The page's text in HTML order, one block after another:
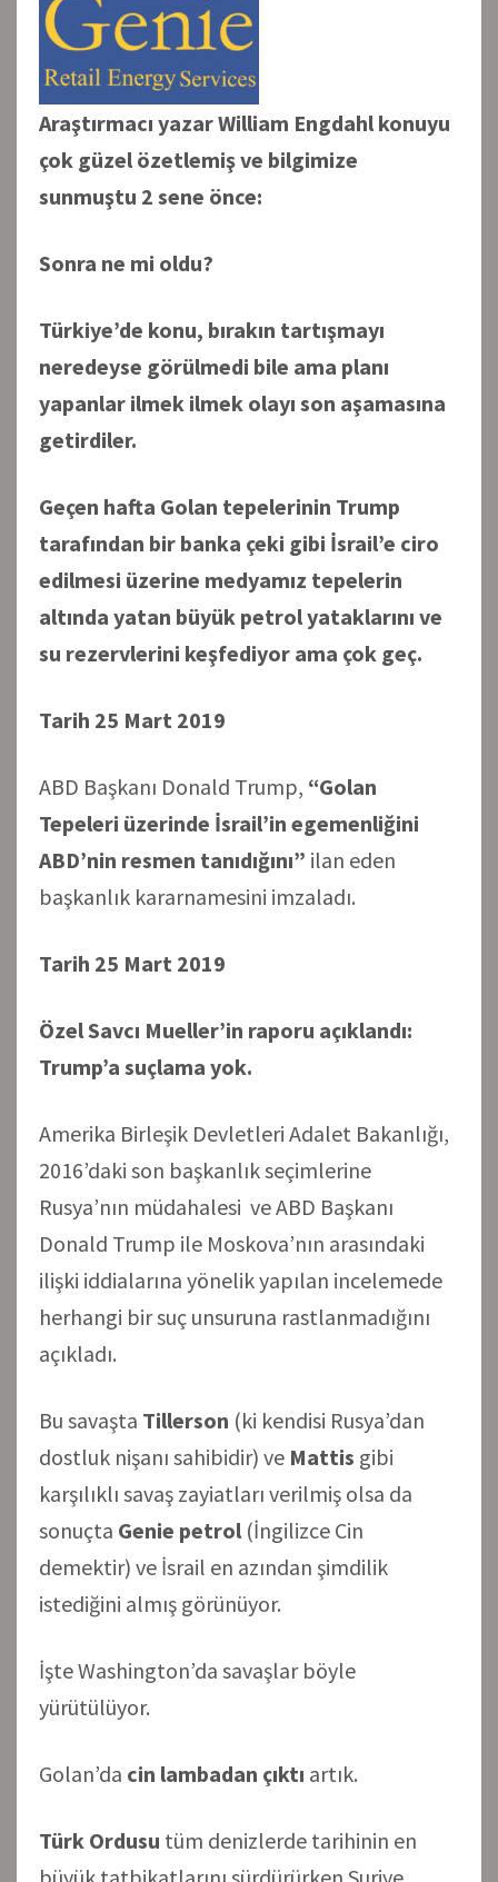
Araştırmacı yazar William Engdahl konuyu
çok güzel özetlemiş ve bilgimize
sunmuştu 2 sene önce:
Sonra ne mi oldu?
Türkiye’de konu, bırakın tartışmayı
neredeyse görülmedi bile ama planı
yapanlar ilmek ilmek olayı son aşamasına
getirdiler.
Geçen hafta Golan tepelerinin Trump
tarafından bir banka çeki gibi İsrail’e ciro
edilmesi üzerine medyamız tepelerin
altında yatan büyük petrol yataklarını ve
su rezervlerini keşfediyor ama çok geç.
Tarih 25 Mart 2019
ABD Başkanı Donald Trump, “Golan
Tepeleri üzerinde İsrail’in egemenliğini
ABD’nin resmen tanıdığını” ilan eden
başkanlık kararnamesini imzaladı.
Tarih 25 Mart 2019
Özel Savcı Mueller’in raporu açıklandı:
Trump’a suçlama yok.
Amerika Birleşik Devletleri Adalet Bakanlığı,
2016’daki son başkanlık seçimlerine
Rusya’nın müdahalesi ve ABD Başkanı
Donald Trump ile Moskova’nın arasındaki
ilişki iddialarına yönelik yapılan incelemede
herhangi bir suç unsuruna rastlanmadığını
açıkladı.
Bu savaşta Tillerson (ki kendisi Rusya’dan
dostluk nişanı sahibidir) ve Mattis gibi
karşılıklı savaş zayiatları verilmiş olsa da
sonuçta Genie petrol (İngilizce Cin
demektir) ve İsrail en azından şimdilik
istediğini almış görünüyor.
İşte Washington’da savaşlar böyle
yürütülüyor.
Golan’da cin lambadan çıktı artık.
Türk Ordusu tüm denizlerde tarihinin en